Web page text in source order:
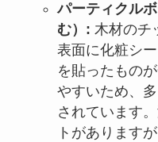
パーティクル
む）: 木材のチ
表面に化粧シ
を貼ったもの
やすいため、
されています
トがあります